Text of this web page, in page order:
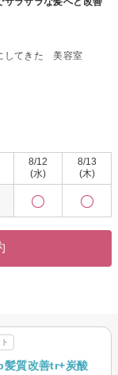
してきた 美容室
質改善トリートメン
レイな髪に仕上げま
保湿成分を補給し、
時間がかかります。
ントの効果を感じな
。
8/12
(水)
8/13
(木)
髪質改善tr+炭酸